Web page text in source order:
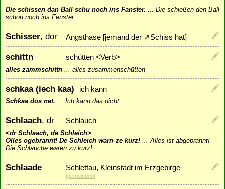
Die schissen dan Ball schu noch ins Fanster.
Die schießen den Ball
schon noch ins Fenster.
Schisser, dor Angsthase [jemand der ↗Schiss hat]
schittn schütten <Verb>
alles zammschittn alles zusammenschütten
schkaa (iech kaa) ich kann
Schkaa dos net. Ich kann das nicht.
Schlaach, dr Schlauch
<dr Schlaach, de Schleich>
Olles ogebrannt! De Schleich warn ze kurz!
Alles ist abgebrannt!
Die Schläuche waren zu kurz!
Schlaade Schlettau, Kleinstadt im Erzgebirge
[gemeinden]